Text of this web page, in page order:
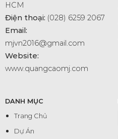
HCM
Điện thoại: (028) 6259 2067
Email:
mjvn2016@gmail.com
Website:
www.quangcaomj.com
DANH MỤC
Trang Chủ
Dự Án